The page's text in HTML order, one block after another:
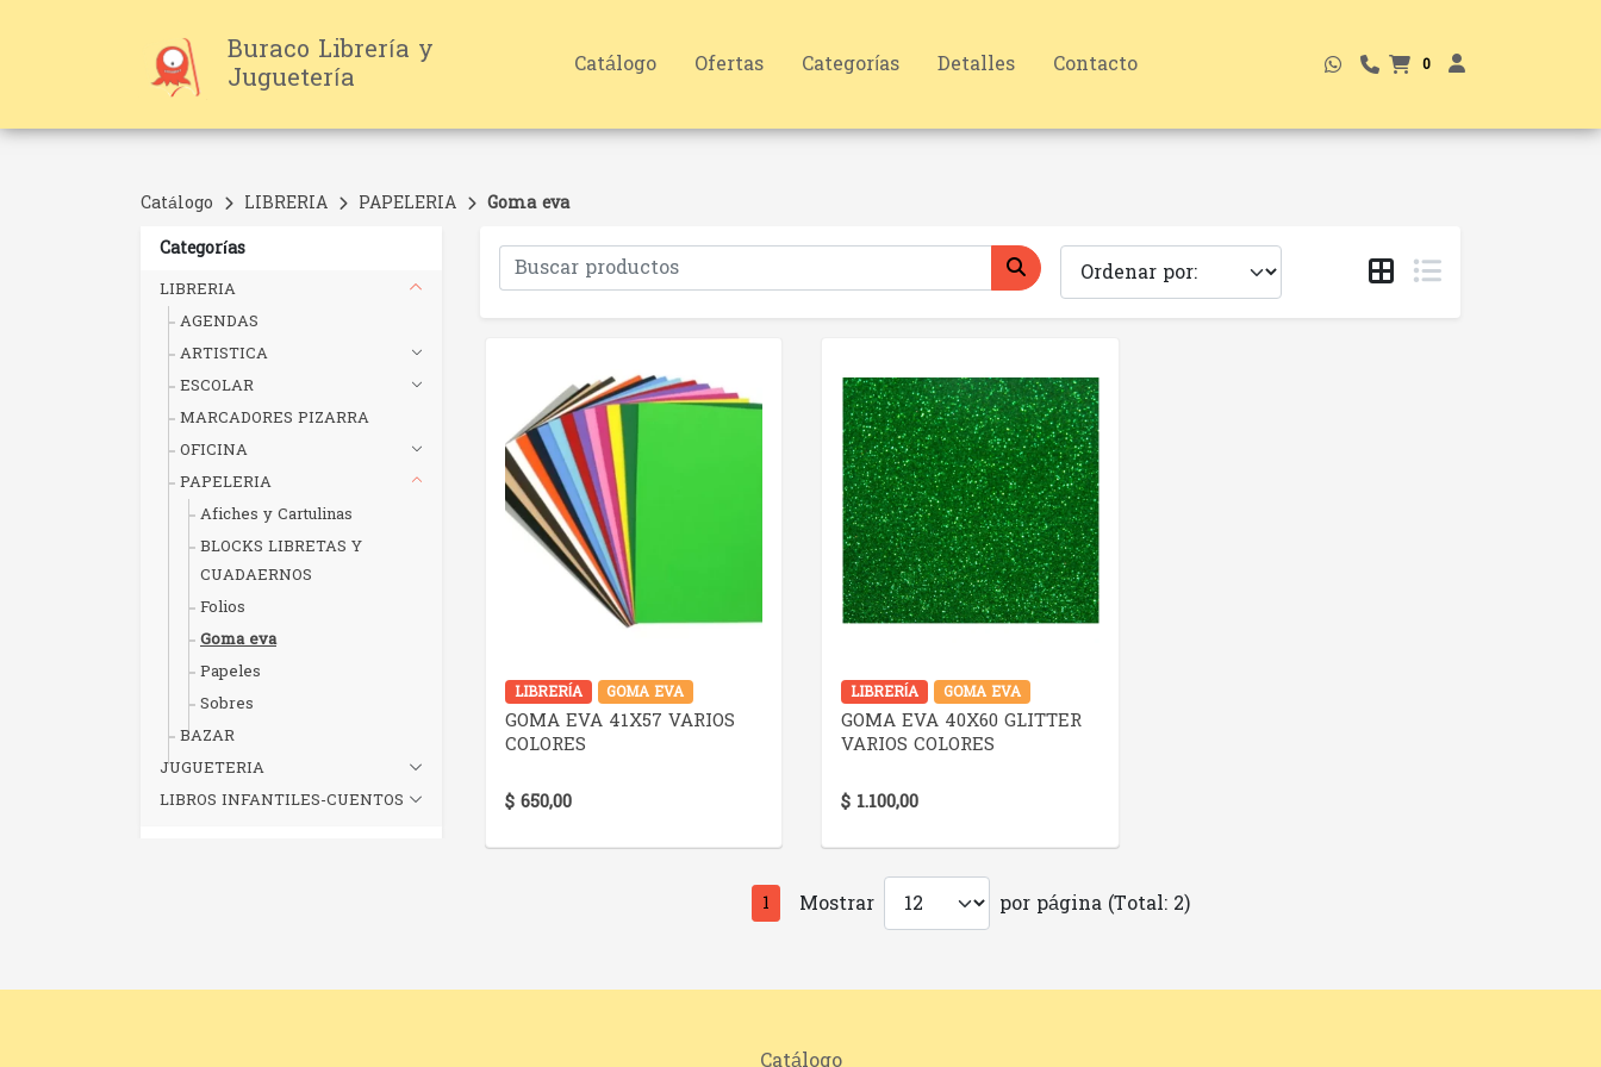
Buraco Librería y
Juguetería Catálogo Ofertas Categorías Detalles Contacto 0
Catálogo LIBRERIA PAPELERIA
Goma eva
Categorías
LIBRERIA
AGENDAS
ARTISTICA
ESCOLAR
MARCADORES PIZARRA
OFICINA
PAPELERIA
Afiches y Cartulinas
BLOCKS LIBRETAS Y
CUADAERNOS
Folios
Goma eva
Papeles
Sobres
BAZAR
JUGUETERIA
LIBROS INFANTILES-CUENTOS
LIBRERÍA GOMA EVA
GOMA EVA 41X57 VARIOS
COLORES
$ 650,00
VER DETALLE
LIBRERÍA GOMA EVA
GOMA EVA 40X60 GLITTER
VARIOS COLORES
$ 1.100,00
VER DETALLE
1 Mostrar por página (Total: 2)